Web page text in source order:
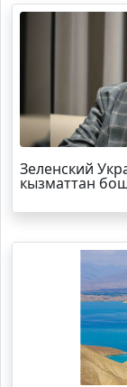
Зеленский
кызматтан